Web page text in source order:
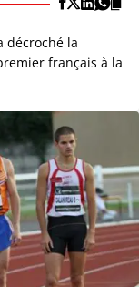
décroché la
français à la